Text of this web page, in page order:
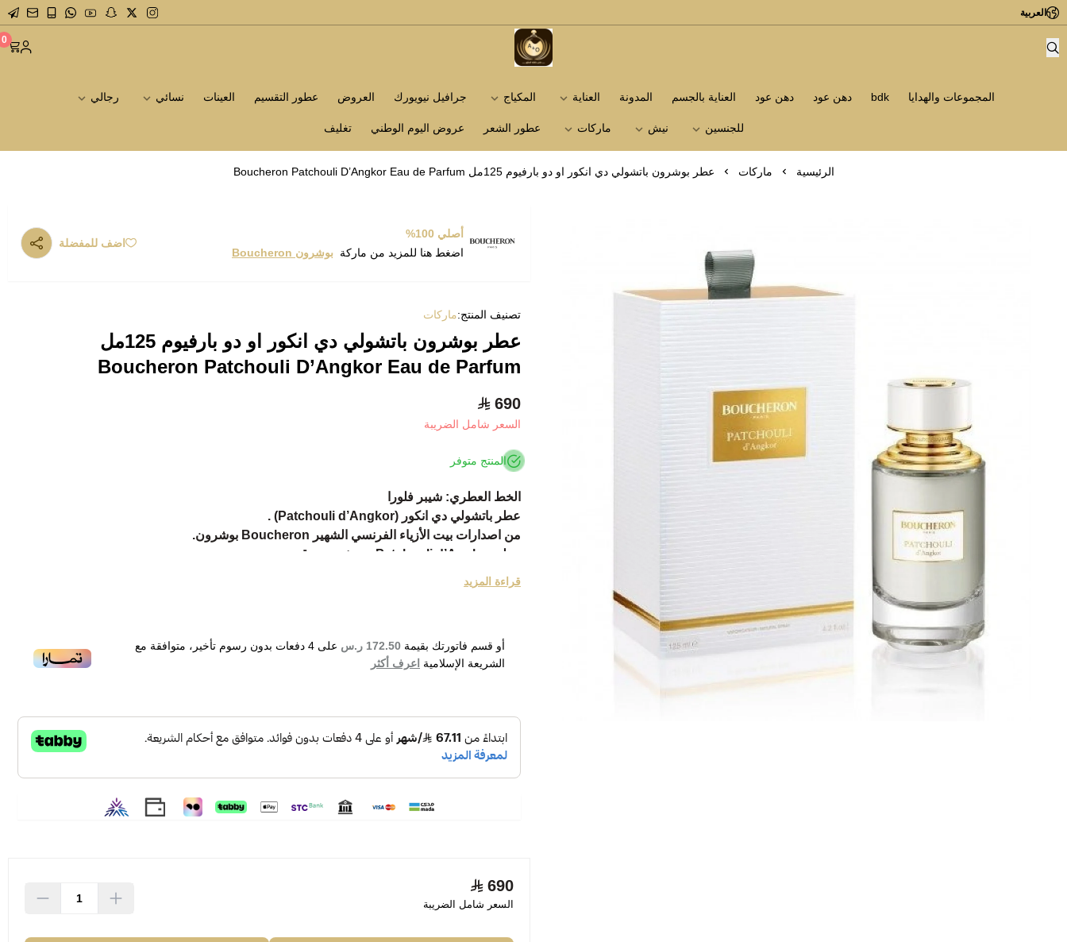
العربية
متجر عاشق العطور 0
المجموعات والهدايا bdk دهن عود دهن عود العناية بالجسم المدونة العناية المكياج جرافيل نيويورك العروض عطور التقسيم العينات نسائي رجالي
للجنسين نيش ماركات عطور الشعر عروض اليوم الوطني تغليف
الرئيسية ماركات عطر بوشرون باتشولي دي انكور او دو بارفيوم 125مل Boucheron Patchouli D’Angkor Eau de Parfum
أصلي 100%
اضغط هنا للمزيد من ماركة بوشرون Boucheron
اضف للمفضلة
تصنيف المنتج:ماركات
عطر بوشرون باتشولي دي انكور او دو بارفيوم 125مل
Boucheron Patchouli D’Angkor Eau de Parfum
690
السعر شامل الضريبة
المنتج متوفر
الخط العطري: شيبر فلورا
عطر باتشولي دي انكور (Patchouli d’Angkor) .
من اصدارات بيت الأزياء الفرنسي الشهير Boucheron بوشرون.
عطر Patchouli d’Angkor منعش بعبير قبرصي زهري .
انطلق العطر حديثاً في عام 2019.
يحمل العطر بصمة الخبير Nathalie Lorson .
قلب العطر الیاسمین و الفلفل البربوني .
قاعدة العطر تتكون من الباتشولي, المسك الأبیض و أخشاب الغایاك .
قراءة المزيد
أو قسم فاتورتك بقيمة 172.50 ر.س على 4 دفعات بدون رسوم تأخير، متوافقة مع
الشريعة الإسلامية اعرف أكثر
690
السعر شامل الضريبة